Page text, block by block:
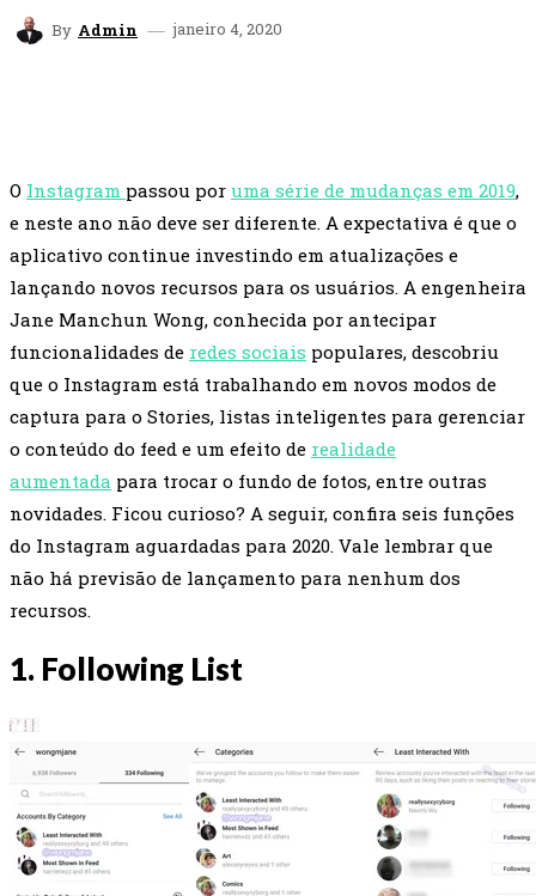
By Admin janeiro 4, 2020
O Instagram passou por uma série de mudanças em 2019,
e neste ano não deve ser diferente. A expectativa é que o
aplicativo continue investindo em atualizações e
lançando novos recursos para os usuários. A engenheira
Jane Manchun Wong, conhecida por antecipar
funcionalidades de redes sociais populares, descobriu
que o Instagram está trabalhando em novos modos de
captura para o Stories, listas inteligentes para gerenciar
o conteúdo do feed e um efeito de realidade
aumentada para trocar o fundo de fotos, entre outras
novidades. Ficou curioso? A seguir, confira seis funções
do Instagram aguardadas para 2020. Vale lembrar que
não há previsão de lançamento para nenhum dos
recursos.
1. Following List